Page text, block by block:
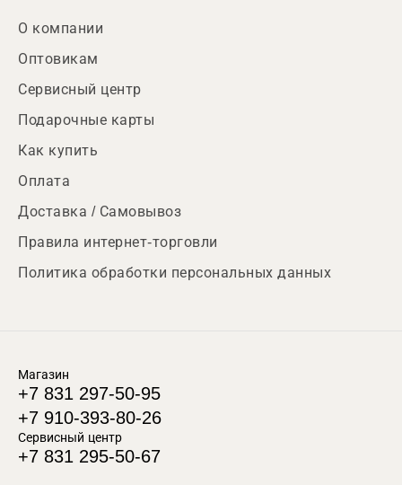
О компании
Оптовикам
Сервисный центр
Подарочные карты
Как купить
Оплата
Доставка / Самовывоз
Правила интернет-торговли
Политика обработки персональных данных
Магазин
+7 831 297-50-95
+7 910-393-80-26
Сервисный центр
+7 831 295-50-67